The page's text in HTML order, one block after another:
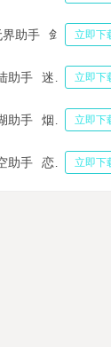
立即下
立即下
立即下
立即下